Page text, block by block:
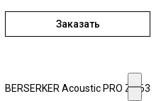
Заказать
BERSERKER Acoustic PRO Z 463